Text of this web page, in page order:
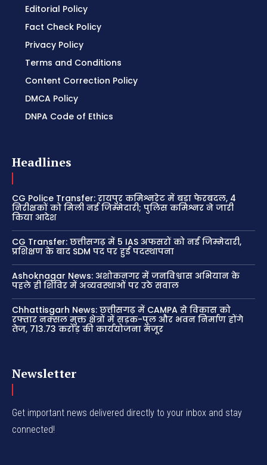
Editorial Policy
Fact Check Policy
Privacy Policy
Terms and Conditions
Content Correction Policy
DMCA Policy
DNPA Code of Ethics
Headlines
CG Police Transfer: रायपुर कमिश्नरेट में बड़ा फेरबदल, 4
निरीक्षकों को मिली नई जिम्मेदारी; पुलिस कमिश्नर ने जारी
किया आदेश
CG Transfer: छत्तीसगढ़ में 5 IAS अफसरों को नई जिम्मेदारी,
प्रशिक्षण के बाद SDM पद पर हुई पदस्थापना
Ashoknagar News: अशोकनगर में जनविश्वास अभियान के
पहले ही शिविर में अव्यवस्थाओं पर उठे सवाल
Chhattisgarh News: छत्तीसगढ़ में CAMPA से विकास को
रफ्तार नक्सल मुक्त क्षेत्रों में सड़क-पुल और भवन निर्माण होंगे
तेज, 713.73 करोड़ की कार्ययोजना मंजूर
Newsletter
Get important news delivered directly to your inbox and stay
connected!